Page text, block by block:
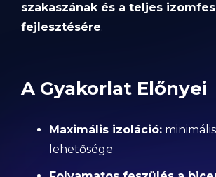
szakaszának és a teljes
fejlesztésére.
A Gyakorlat Előnyei
Maximális izoláció:
lehetősége